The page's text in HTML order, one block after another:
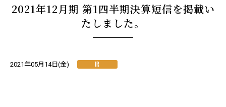
2021年12月期 第1四半期決算短信を掲載い
たしました。
2021年05月14日(金) IR